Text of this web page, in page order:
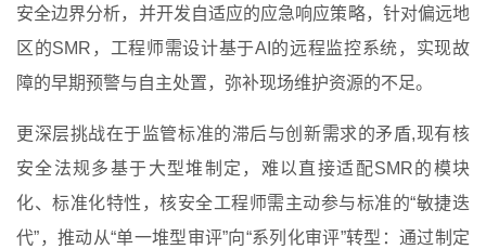
安全边界分析，并开发自适应的应急响应策略，针对偏远地
区的SMR，工程师需设计基于AI的远程监控系统，实现故
障的早期预警与自主处置，弥补现场维护资源的不足。
更深层挑战在于监管标准的滞后与创新需求的矛盾,现有核
安全法规多基于大型堆制定，难以直接适配SMR的模块
化、标准化特性，核安全工程师需主动参与标准的“敏捷迭
代”，推动从“单一堆型审评”向“系列化审评”转型：通过制定